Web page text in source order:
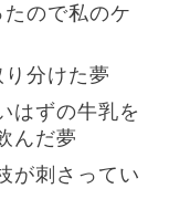
ので私のケ
分けた夢
はずの牛乳を
んだ夢
が刺さってい